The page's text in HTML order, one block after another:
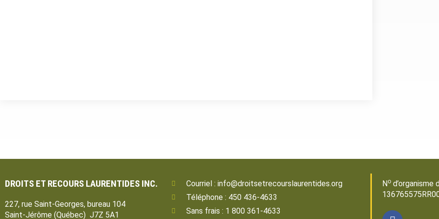
DROITS ET RECOURS LAURENTIDES INC.
227, rue Saint-Georges, bureau 104
Saint-Jérôme (Québec) J7Z 5A1
Courriel : info@droitsetrecourslaurentides.org
Téléphone : 450 436-4633
Sans frais : 1 800 361-4633
No d’organisme